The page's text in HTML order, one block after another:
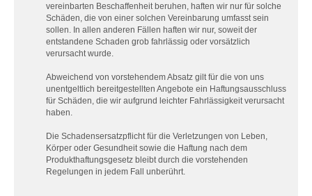
vereinbarten Beschaffenheit beruhen, haften wir nur für solche
Schäden, die von einer solchen Vereinbarung umfasst sein
sollen. In allen anderen Fällen haften wir nur, soweit der
entstandene Schaden grob fahrlässig oder vorsätzlich
verursacht wurde.
Abweichend von vorstehendem Absatz gilt für die von uns
unentgeltlich bereitgestellten Angebote ein Haftungsausschluss
für Schäden, die wir aufgrund leichter Fahrlässigkeit verursacht
haben.
Die Schadensersatzpflicht für die Verletzungen von Leben,
Körper oder Gesundheit sowie die Haftung nach dem
Produkthaftungsgesetz bleibt durch die vorstehenden
Regelungen in jedem Fall unberührt.